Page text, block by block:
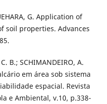
G. Application of
soil properties. Advances
B.; SCHIMANDEIRO, A.
em área sob sistema
espacial. Revista
e Ambiental, v.10, p.338-